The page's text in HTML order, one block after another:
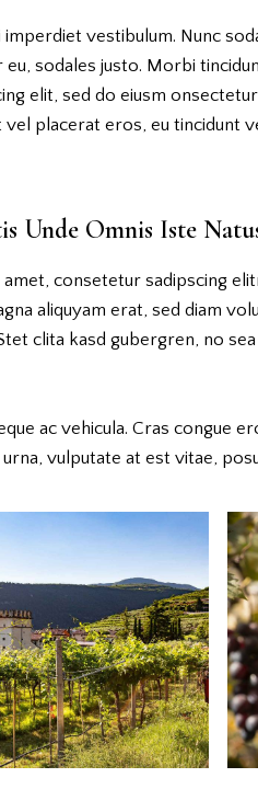
imperdiet vestibulum. Nunc
sodales justo. Morbi
elit, sed do eiusm
placerat eros, eu tincidunt
Unde Omnis Iste
consetetur sadipscing
aliquyam erat, sed diam
clita kasd gubergren, no
ac vehicula. Cras congue
urna, vulputate at est vitae,